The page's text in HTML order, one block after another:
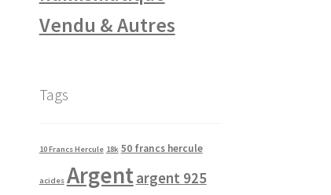
Vendu & Autres
Tags
10 Francs Hercule 18k 50 francs hercule
acides Argentargent 925